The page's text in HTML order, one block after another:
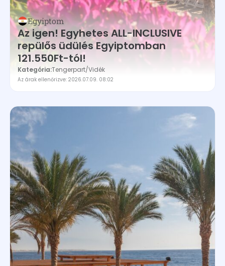
Egyiptom
Az igen! Egyhetes ALL-INCLUSIVE
repülős üdülés Egyiptomban
121.550Ft-tól!
Kategória:Tengerpart/Vidék
Az árak ellenőrizve: 2026.07.09. 08:02